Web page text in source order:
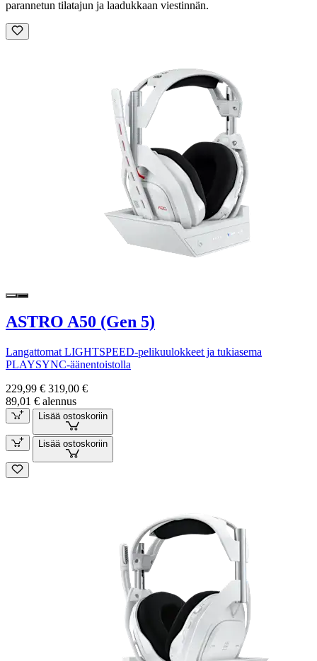
parannetun tilatajun ja laadukkaan viestinnän.
ASTRO A50 (Gen 5)
Langattomat LIGHTSPEED-pelikuulokkeet ja tukiasema
PLAYSYNC-äänentoistolla
229,99 € 319,00 €
89,01 € alennus
Lisää ostoskoriin
Lisää ostoskoriin